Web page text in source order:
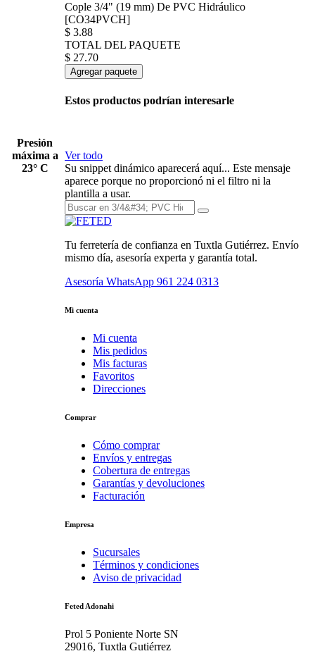
Presión
máxima a
23° C
Cople 3/4" (19 mm) De PVC Hidráulico
[CO34PVCH]
$ 3.88
TOTAL DEL PAQUETE
$ 27.70
Agregar paquete
Estos productos podrían interesarle
Ver todo
Su snippet dinámico aparecerá aquí... Este mensaje
aparece porque no proporcionó ni el filtro ni la
plantilla a usar.
Tu ferretería de confianza en Tuxtla Gutiérrez. Envío
mismo día, asesoría experta y garantía total.
Asesoría WhatsApp 961 224 0313
Mi cuenta
Mi cuenta
Mis pedidos
Mis facturas
Favoritos
Direcciones
Comprar
Cómo comprar
Envíos y entregas
Cobertura de entregas
Garantías y devoluciones
Facturación
Empresa
Sucursales
Términos y condiciones
Aviso de privacidad
Feted Adonahi
Prol 5 Poniente Norte SN
29016, Tuxtla Gutiérrez